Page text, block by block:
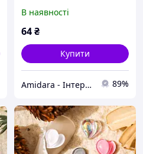
для унікального манікюру
25 шт
В наявності
64₴
Купити
Amidara - Інтернет-магазин ювелірної біжутерії 89%